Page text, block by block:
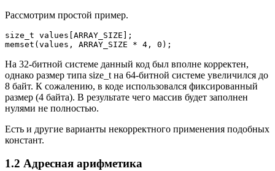
Рассмотрим простой пример.
size_t values[ARRAY_SIZE];
memset(values, ARRAY_SIZE * 4, 0);
На 32-битной системе данный код был вполне корректен,
однако размер типа size_t на 64-битной системе увеличился до
8 байт. К сожалению, в коде использовался фиксированный
размер (4 байта). В результате чего массив будет заполнен
нулями не полностью.
Есть и другие варианты некорректного применения подобных
констант.
1.2 Адресная арифметика